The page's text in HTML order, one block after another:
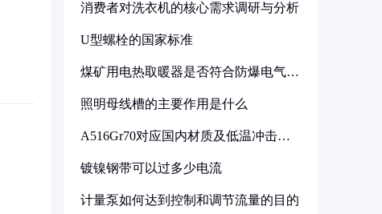
消费者对洗衣机的核心需求调研与分析
U型螺栓的国家标准
煤矿用电热取暖器是否符合防爆电气设
照明母线槽的主要作用是什么
A516Gr70对应国内材质及低温冲击要
镀镍钢带可以过多少电流
计量泵如何达到控制和调节流量的目的